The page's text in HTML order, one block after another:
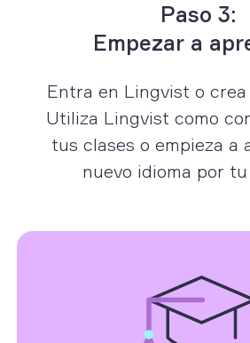
Paso 3:
Empezar a
Entra en Lingvist o
Utiliza Lingvist como
tus clases o empieza a
nuevo idioma por